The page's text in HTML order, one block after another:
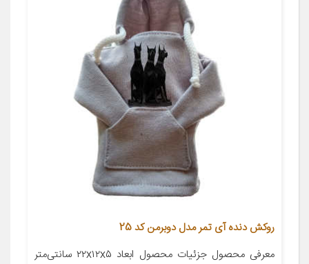
روکش دنده آی تمر مدل دوبرمن کد 25
معرفی محصول جزئیات محصول ابعاد ۲۲x۱۲x۵ سانتی‌متر